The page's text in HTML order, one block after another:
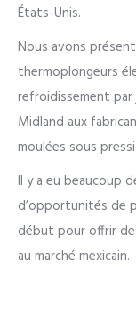
États-Unis.
Nous avons
thermoplongeurs
refroidissement
Midland aux
moulées sous
Il y a eu beaucoup
d’opportunités de
début pour offrir
au marché mexicain.